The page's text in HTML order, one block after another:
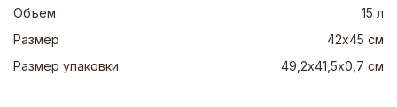
Объем
15 л
Размер
42х45 см
Размер упаковки
49,2х41,5х0,7 см